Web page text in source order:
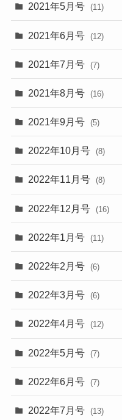
2021年5月号 (11)
2021年6月号 (12)
2021年7月号 (7)
2021年8月号 (16)
2021年9月号 (5)
2022年10月号 (8)
2022年11月号 (8)
2022年12月号 (16)
2022年1月号 (11)
2022年2月号 (6)
2022年3月号 (6)
2022年4月号 (12)
2022年5月号 (7)
2022年6月号 (7)
2022年7月号 (13)